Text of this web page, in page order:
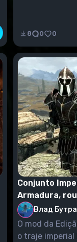
8 0 0
Conjunto
Armadura,
Влад Бутра
O mod da
o traje imperial